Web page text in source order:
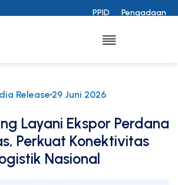
PPID Pengadaan
Release 29 Juni 2026
Layani Ekspor Perdana
Perkuat Konektivitas
Nasional